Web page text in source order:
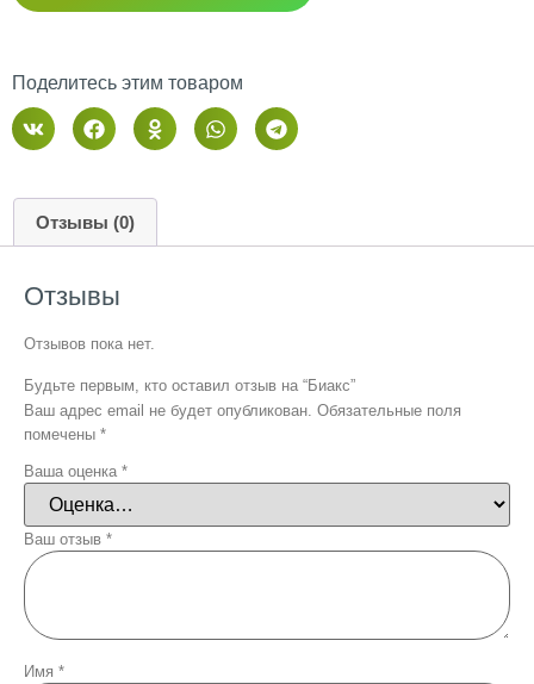
Поделитесь этим товаром
Отзывы (0)
Отзывы
Отзывов пока нет.
Будьте первым, кто оставил отзыв на “Биакс”
Ваш адрес email не будет опубликован. Обязательные поля
помечены *
Ваша оценка *
Ваш отзыв *
Имя *